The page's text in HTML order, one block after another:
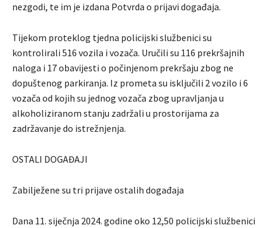
nezgodi, te im je izdana Potvrda o prijavi događaja.
Tijekom proteklog tjedna policijski službenici su
kontrolirali 516 vozila i vozača. Uručili su 116 prekršajnih
naloga i 17 obavijesti o počinjenom prekršaju zbog ne
dopuštenog parkiranja. Iz prometa su isključili 2 vozilo i 6
vozača od kojih su jednog vozača zbog upravljanja u
alkoholiziranom stanju zadržali u prostorijama za
zadržavanje do istrežnjenja.
OSTALI DOGAĐAJI
Zabilježene su tri prijave ostalih događaja
Dana 11. siječnja 2024. godine oko 12,50 policijski službenici